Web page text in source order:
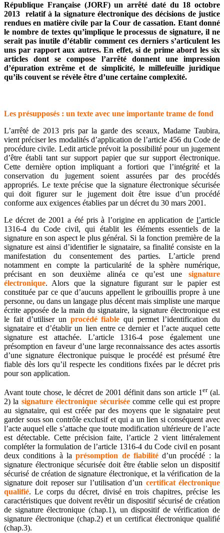
République Française (JORF) un arrêté daté du 18 octobre
2013 relatif à la signature électronique des décisions de justice
rendues en matière civile par la Cour de cassation. Etant donné
le nombre de textes qu’implique le processus de signature, il ne
serait pas inutile d’établir comment ces derniers s’articulent les
uns par rapport aux autres. En effet, si de prime abord les six
articles dont se compose l’arrêté donnent une impression
d’épuration extrême et de simplicité, le millefeuille juridique
qu’ils couvent se révèle être d’une certaine complexité.
Les présupposés : un texte avec une importante trame de fond
L’arrêté de 2013 pris par la garde des sceaux, Madame Taubira,
vient préciser les modalités d’application de l’article 456 du Code de
procédure civile. Ledit article prévoit la possibilité pour un jugement
d’être établi tant sur support papier que sur support électronique.
Cette dernière option impliquant a fortiori que l’intégrité et la
conservation du jugement soient assurées par des procédés
appropriés. Le texte précise que la signature électronique sécurisée
qui doit figurer sur le jugement doit être issue d’un procédé
conforme aux exigences établies par un décret du 30 mars 2001.
Le décret de 2001 a été pris à l’origine en application de l’article
1316-4 du Code civil, qui établit les éléments essentiels de la
signature en son aspect le plus général. Si la fonction première de la
signature est ainsi d’identifier le signataire, sa finalité consiste en la
manifestation du consentement des parties. L’article prend
notamment en compte la particularité de la sphère numérique,
précisant en son deuxième alinéa ce qu’est une signature
électronique. Alors que la signature figurant sur le papier est
constituée par ce que d’aucuns appellent le gribouillis propre à une
personne, ou dans un langage plus décent mais simpliste une marque
écrite apposée de la main du signataire, la signature électronique est
le fait d’utiliser un procédé fiable qui permet l’identification du
signataire et d’établir un lien entre ce dernier et l’acte auquel cette
signature est attachée. L’article 1316-4 pose également une
présomption en faveur d’une large reconnaissance des actes assortis
d’une signature électronique puisque le procédé est présumé être
fiable dès lors qu’il respecte les conditions fixées par le décret pris
pour son application.
Avant toute chose, le décret de 2001 définit dans son article 1 er(al.
2) la signature électronique sécuriséecomme celle qui est propre
au signataire, qui est créée par des moyens que le signataire peut
garder sous son contrôle exclusif et qui a un lien si conséquent avec
l’acte auquel elle s’attache que toute modification ultérieure de l’acte
est détectable. Cette précision faite, l’article 2 vient littéralement
compléter la formulation de l’article 1316-4 du Code civil en posant
deux conditions à laprésomption de fiabilitéd’un procédé : la
signature électronique sécurisée doit être établie selon un dispositif
sécurisé de création de signature électronique, et la vérification de la
signature doit reposer sur l’utilisation d’un certificat électronique
qualifié. Le corps du décret, divisé en trois chapitres, précise les
caractéristiques que doivent revêtir un dispositif sécurisé de création
de signature électronique (chap.1), un dispositif de vérification de
signature électronique (chap.2) et un certificat électronique qualifié
(chap.3).